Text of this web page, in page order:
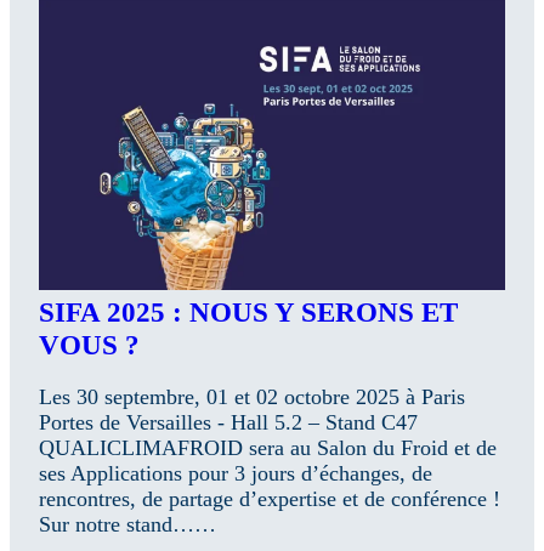
SIFA 2025 : NOUS Y SERONS ET
VOUS ?
Les 30 septembre, 01 et 02 octobre 2025 à Paris
Portes de Versailles - Hall 5.2 – Stand C47
QUALICLIMAFROID sera au Salon du Froid et de
ses Applications pour 3 jours d’échanges, de
rencontres, de partage d’expertise et de conférence !
Sur notre stand……